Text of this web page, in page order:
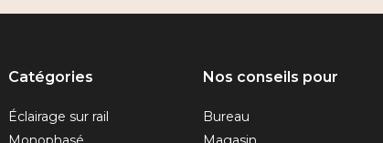
Catégories
Éclairage sur rail
Nos conseils pour
Bureau